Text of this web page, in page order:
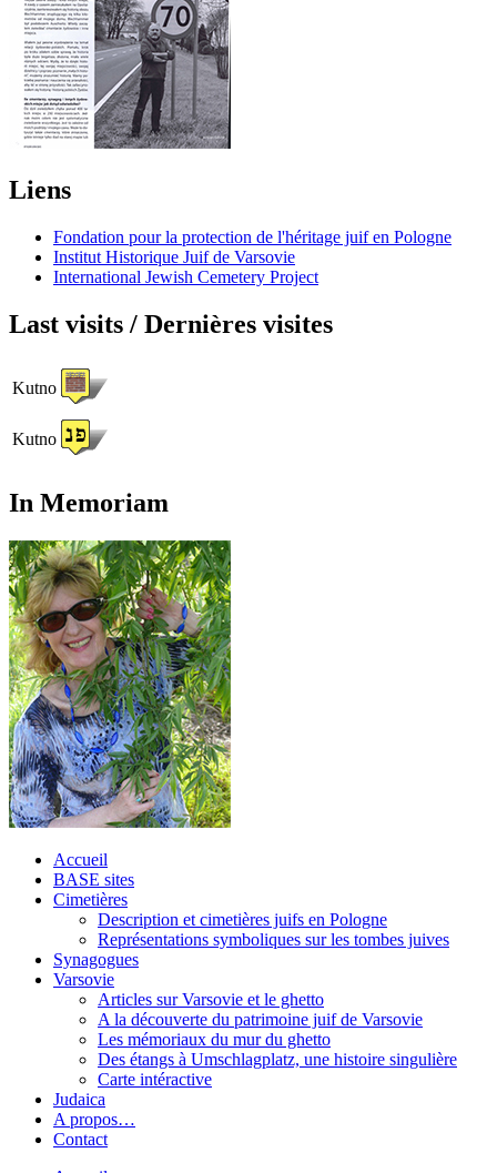
Liens
Fondation pour la protection de l'héritage juif en Pologne
Institut Historique Juif de Varsovie
International Jewish Cemetery Project
Last visits / Dernières visites
Kutno
Kutno
In Memoriam
Accueil
BASE sites
Cimetières
Description et cimetières juifs en Pologne
Représentations symboliques sur les tombes juives
Synagogues
Varsovie
Articles sur Varsovie et le ghetto
A la découverte du patrimoine juif de Varsovie
Les mémoriaux du mur du ghetto
Des étangs à Umschlagplatz, une histoire singulière
Carte intéractive
Judaica
A propos…
Contact